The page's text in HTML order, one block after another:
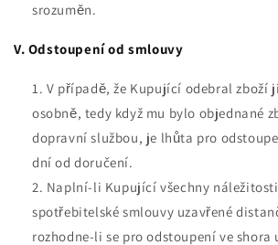
srozuměn.
V. Odstoupení od smlouvy
V případě, že Kupující odebral zboží
osobně, tedy když mu bylo objednané
dopravní službou, je lhůta pro
dní od doručení.
Naplní-li Kupující všechny
spotřebitelské smlouvy uzavřené
rozhodne-li se pro odstoupení ve shora